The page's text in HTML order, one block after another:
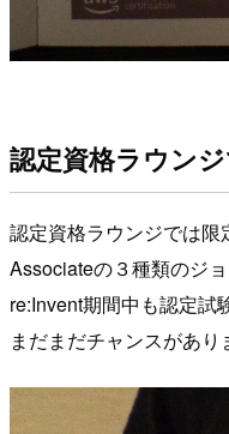
認定資格ラウン
認定資格ラウンジでは限
Associateの３種類のジ
re:Invent期間中も認定試
まだまだチャンスがあり